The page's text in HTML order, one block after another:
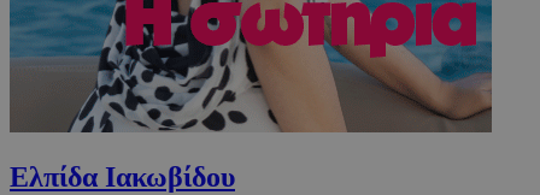
Ελπίδα Ιακωβίδου